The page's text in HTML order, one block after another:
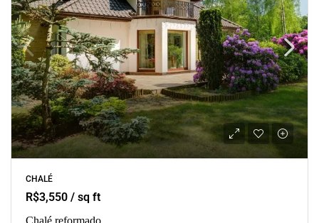
CHALÉ
R$3,550 / sq ft
Chalé reformado